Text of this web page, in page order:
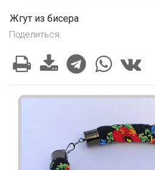
Жгут из бисера
Поделиться: